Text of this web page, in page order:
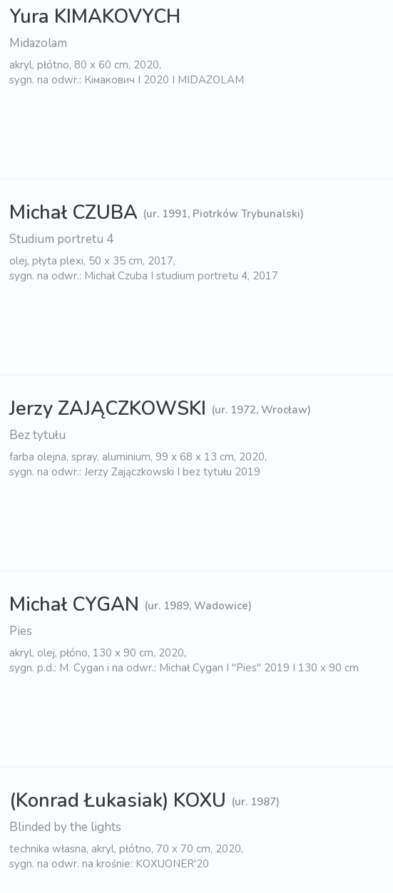
Yura KIMAKOVYCH
Midazolam
akryl, płótno, 80 x 60 cm, 2020,
sygn. na odwr.: Кімакович I 2020 I MIDAZOLAM
Michał CZUBA (ur. 1991, Piotrków Trybunalski)
Studium portretu 4
olej, płyta plexi, 50 x 35 cm, 2017,
sygn. na odwr.: Michał Czuba I studium portretu 4, 2017
Jerzy ZAJĄCZKOWSKI (ur. 1972, Wrocław)
Bez tytułu
farba olejna, spray, aluminium, 99 x 68 x 13 cm, 2020,
sygn. na odwr.: Jerzy Zajączkowski I bez tytułu 2019
Michał CYGAN (ur. 1989, Wadowice)
Pies
akryl, olej, płóno, 130 x 90 cm, 2020,
sygn. p.d.: M. Cygan i na odwr.: Michał Cygan I "Pies" 2019 I 130 x 90 cm
(Konrad Łukasiak) KOXU (ur. 1987)
Blinded by the lights
technika własna, akryl, płótno, 70 x 70 cm, 2020,
sygn. na odwr. na krośnie: KOXUONER'20